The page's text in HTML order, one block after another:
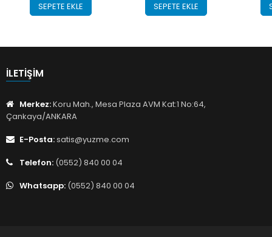
SEPETE EKLE SEPETE EKLE
İLETIŞIM
Merkez:Koru Mah., Mesa Plaza AVM Kat:1 No:64,
Çankaya/ANKARA
E-Posta:satis@yuzme.com
Telefon: (0552) 840 00 04
Whatsapp: (0552) 840 00 04